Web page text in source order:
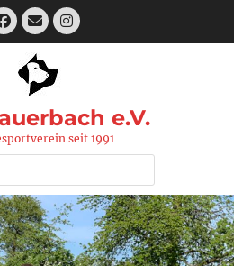
Facebook
E-
Mail
Instagram
e.V.
seit 1991